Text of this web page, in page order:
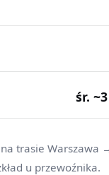
śr.
na trasie
u przewoźnika.